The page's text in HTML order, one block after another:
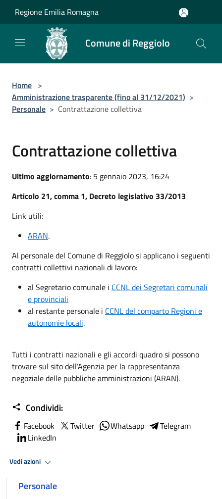
Regione Emilia Romagna
Comune di Reggiolo
Home >
Amministrazione trasparente (fino al 31/12/2021) >
Personale > Contrattazione collettiva
Contrattazione collettiva
Ultimo aggiornamento: 5 gennaio 2023, 16:24
Articolo 21, comma 1, Decreto legislativo 33/2013
Link utili:
ARAN.
Al personale del Comune di Reggiolo si applicano i seguenti
contratti collettivi nazionali di lavoro:
al Segretario comunale i CCNL dei Segretari comunali
e provinciali
al restante personale i CCNL del comparto Regioni e
autonomie locali.
Tutti i contratti nazionali e gli accordi quadro si possono
trovare sul sito dell’Agenzia per la rappresentanza
negoziale delle pubbliche amministrazioni (ARAN).
Condividi:
Facebook Twitter Whatsapp
Telegram
LinkedIn
Vedi azioni
Personale